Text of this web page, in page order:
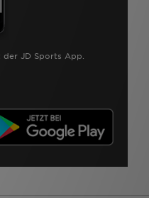
der JD Sports App.